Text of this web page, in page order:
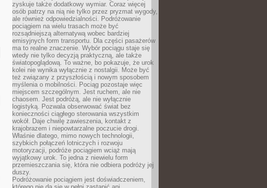
zyskuje także dodatkowy wymiar. Coraz więcej
osób patrzy na nią nie tylko przez pryzmat wygody,
ale również odpowiedzialności. Podróżowanie
pociągiem na wielu trasach może być
rozsądniejszą alternatywą wobec bardziej
emisyjnych form transportu. Dla części pasażerów
ma to realne znaczenie. Wybór pociągu staje się
wtedy nie tylko decyzją praktyczną, ale także
światopoglądową. To ważne, bo pokazuje, że urok
kolei nie wynika wyłącznie z nostalgii. Może być
też związany z przyszłością i nowym sposobem
myślenia o mobilności. Pociąg pozostaje więc
miejscem szczególnym. Jest ruchem, ale nie
chaosem. Jest podróżą, ale nie wyłącznie
logistyką. Pozwala obserwować świat bez
konieczności ciągłego sterowania wszystkim
wokół. Daje chwilę zawieszenia, kontakt z
krajobrazem i niepowtarzalne poczucie drogi.
Właśnie dlatego, mimo nowych technologii,
szybkich połączeń lotniczych i rozwoju
motoryzacji, podróże pociągiem wciąż mają
wyjątkowy urok. To jedna z niewielu form
przemieszczania się, która nie odbiera podróży jej
duszy.
Podróżowanie pociągiem jest doświadczeniem,